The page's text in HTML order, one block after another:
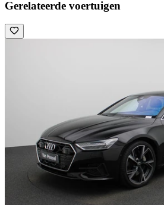
Gerelateerde voertuigen